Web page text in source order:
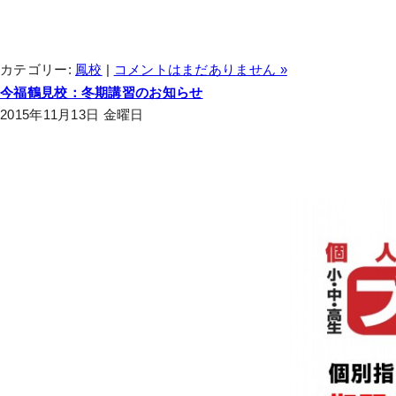
カテゴリー: 鳳校 | コメントはまだありません »
今福鶴見校：冬期講習のお知らせ
2015年11月13日 金曜日